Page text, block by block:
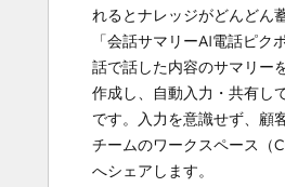
れるとナレッジがどんどん
「会話サマリーAI電話ピク
話で話した内容のサマリー
作成し、自動入力・共有し
です。入力を意識せず、顧
チームのワークスペース（
へシェアします。